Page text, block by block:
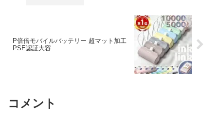
P倍倍モバイルバッテリー 超マット加工
PSE認証大容
コメント